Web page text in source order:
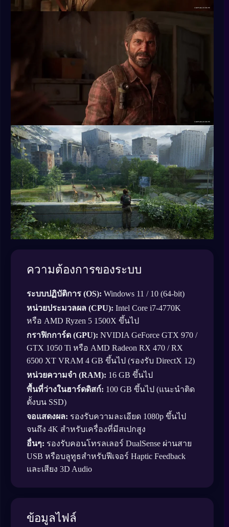
ความต้องการของระบบ
ระบบปฏิบัติการ (OS): Windows 11 / 10 (64-bit)
หน่วยประมวลผล (CPU): Intel Core i7-4770K
หรือ AMD Ryzen 5 1500X ขึ้นไป
กราฟิกการ์ด (GPU): NVIDIA GeForce GTX 970 /
GTX 1050 Ti หรือ AMD Radeon RX 470 / RX
6500 XT VRAM 4 GB ขึ้นไป (รองรับ DirectX 12)
หน่วยความจำ (RAM): 16 GB ขึ้นไป
พื้นที่ว่างในฮาร์ดดิสก์: 100 GB ขึ้นไป (แนะนำติด
ตั้งบน SSD)
จอแสดงผล: รองรับความละเอียด 1080p ขึ้นไป
จนถึง 4K สำหรับเครื่องที่มีสเปกสูง
อื่นๆ: รองรับคอนโทรลเลอร์ DualSense ผ่านสาย
USB หรือบลูทูธสำหรับฟีเจอร์ Haptic Feedback
และเสียง 3D Audio
ข้อมูลไฟล์